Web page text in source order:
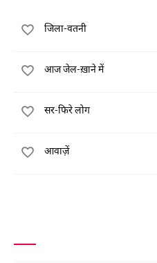
जिला-वतनी
आज जेल-ख़ाने में
सर-फिरे लोग
आवाज़ें